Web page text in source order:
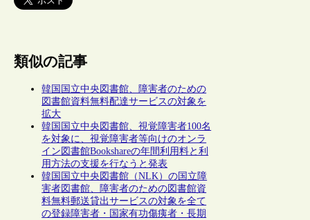
類似の記事
韓国国立中央図書館、障害者のための
図書館資料無料配達サービスの対象を
拡大
韓国国立中央図書館、視覚障害者100名
を対象に、視覚障害者等向けのオンラ
イン図書館Bookshareの年間利用料と利
用方法の支援を行なうと発表
韓国国立中央図書館（NLK）の国立障
害者図書館、障害者のための図書館資
料無料郵送貸出サービスの対象を全て
の登録障害者・国家有功傷痍者・長期